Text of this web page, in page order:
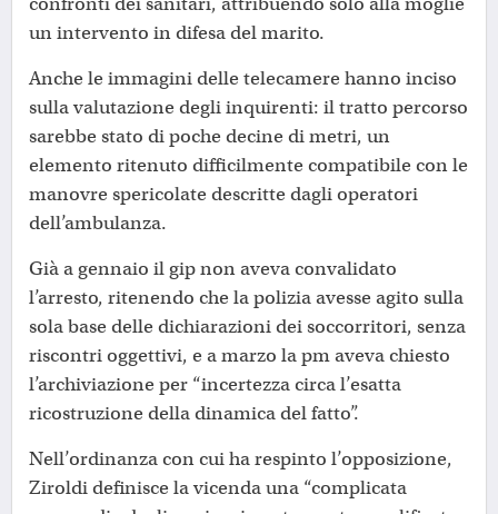
un intervento in difesa del marito.
Anche le immagini delle telecamere hanno inciso
sulla valutazione degli inquirenti: il tratto percorso
sarebbe stato di poche decine di metri, un
elemento ritenuto difficilmente compatibile con le
manovre spericolate descritte dagli operatori
dell’ambulanza.
Già a gennaio il gip non aveva convalidato
l’arresto, ritenendo che la polizia avesse agito sulla
sola base delle dichiarazioni dei soccorritori, senza
riscontri oggettivi, e a marzo la pm aveva chiesto
l’archiviazione per “incertezza circa l’esatta
ricostruzione della dinamica del fatto”.
Nell’ordinanza con cui ha respinto l’opposizione,
Ziroldi definisce la vicenda una “complicata